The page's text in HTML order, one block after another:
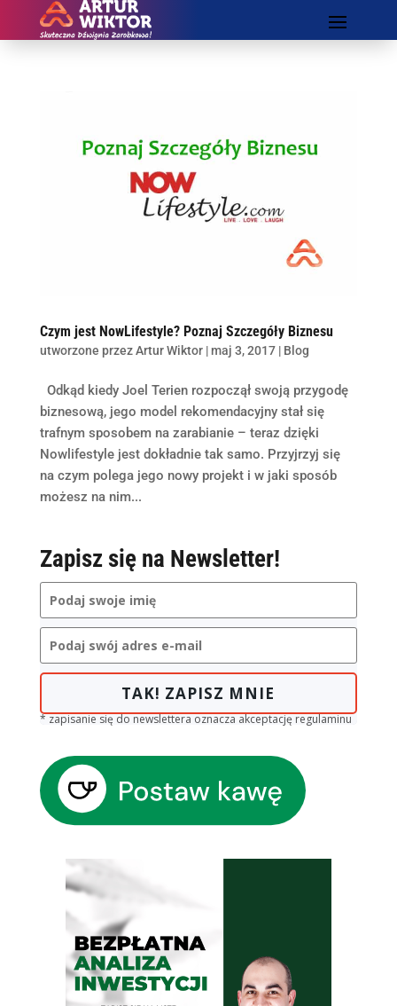
Czym jest NowLifestyle? Poznaj Szczegóły Biznesu
utworzone przezArtur Wiktor|maj 3, 2017| Blog
Odkąd kiedy Joel Terien rozpoczął swoją przygodę
biznesową, jego model rekomendacyjny stał się
trafnym sposobem na zarabianie – teraz dzięki
Nowlifestyle jest dokładnie tak samo. Przyjrzyj się
na czym polega jego nowy projekt i w jaki sposób
możesz na nim...
Zapisz się na Newsletter!
TAK! ZAPISZ MNIE
* zapisanie się do newslettera oznacza akceptację regulaminu